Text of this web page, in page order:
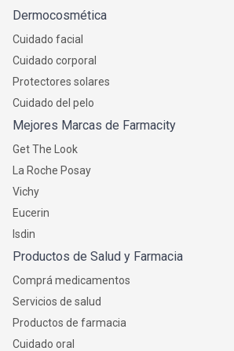
Dermocosmética
Cuidado facial
Cuidado corporal
Protectores solares
Cuidado del pelo
Mejores Marcas de Farmacity
Get The Look
La Roche Posay
Vichy
Eucerin
Isdin
Productos de Salud y Farmacia
Comprá medicamentos
Servicios de salud
Productos de farmacia
Cuidado oral